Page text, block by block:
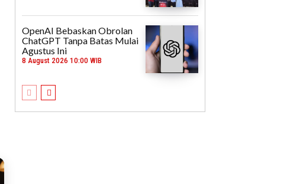
OpenAI Bebaskan Obrolan
ChatGPT Tanpa Batas Mulai
Agustus Ini
8 August 2026 10:00 WIB